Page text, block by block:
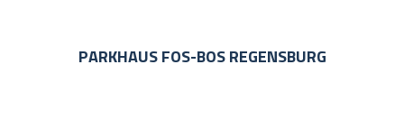
PARKHAUS FOS-BOS REGENSBURG